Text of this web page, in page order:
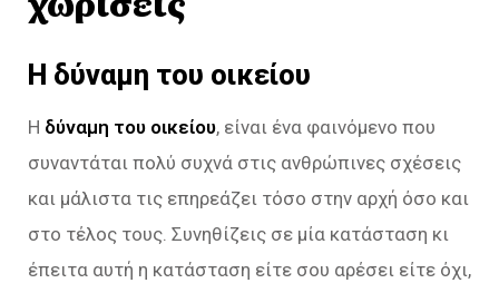
Η δύναμη του οικείου
Η δύναμη του οικείου, είναι ένα φαινόμενο που
συναντάται πολύ συχνά στις ανθρώπινες σχέσεις
και μάλιστα τις επηρεάζει τόσο στην αρχή όσο και
στο τέλος τους. Συνηθίζεις σε μία κατάσταση κι
έπειτα αυτή η κατάσταση είτε σου αρέσει είτε όχι,